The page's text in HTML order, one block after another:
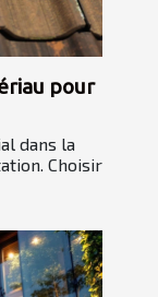
pour
dans la
Choisir